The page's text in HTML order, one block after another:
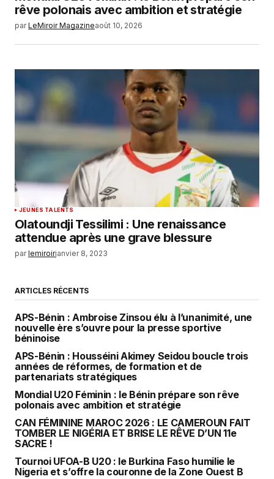
rêve polonais avec ambition et stratégie
par LeMiroir Magazineaoût 10, 2026
JEUNES TALENTS
Olatoundji Tessilimi : Une renaissance
attendue après une grave blessure
par lemiroirjanvier 8, 2023
ARTICLES RÉCENTS
APS-Bénin : Ambroise Zinsou élu à l’unanimité, une
nouvelle ère s’ouvre pour la presse sportive
béninoise
APS-Bénin : Housséini Akimey Seidou boucle trois
années de réformes, de formation et de
partenariats stratégiques
Mondial U20 Féminin : le Bénin prépare son rêve
polonais avec ambition et stratégie
CAN FÉMININE MAROC 2026 : LE CAMEROUN FAIT
TOMBER LE NIGÉRIA ET BRISE LE RÊVE D’UN 11e
SACRE !
Tournoi UFOA-B U20 : le Burkina Faso humilie le
Nigeria et s’offre la couronne de la Zone Ouest B